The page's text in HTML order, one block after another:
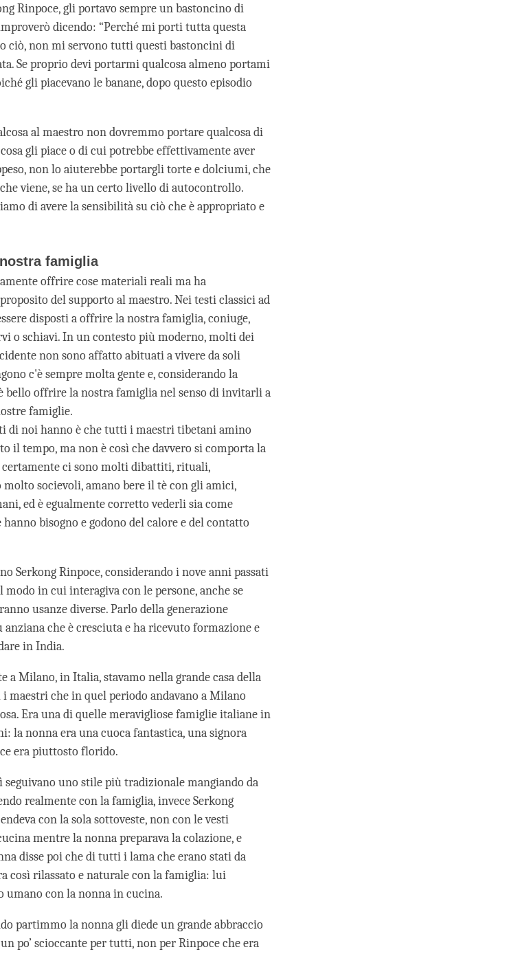
Rinpoce, gli portavo sempre un bastoncino di
dicendo: “Perché mi porti tutta questa
ciò, non mi servono tutti questi bastoncini di
Se proprio devi portarmi qualcosa almeno portami
gli piacevano le banane, dopo questo episodio
al maestro non dovremmo portare qualcosa di
gli piace o di cui potrebbe effettivamente aver
non lo aiuterebbe portargli torte e dolciumi, che
viene, se ha un certo livello di autocontrollo.
di avere la sensibilità su ciò che è appropriato e
famiglia
offrire cose materiali reali ma ha
del supporto al maestro. Nei testi classici ad
disposti a offrire la nostra famiglia, coniuge,
o schiavi. In un contesto più moderno, molti dei
non sono affatto abituati a vivere da soli
c'è sempre molta gente e, considerando la
bello offrire la nostra famiglia nel senso di invitarli a
famiglie.
di noi hanno è che tutti i maestri tibetani amino
il tempo, ma non è così che davvero si comporta la
ci sono molti dibattiti, rituali,
molto socievoli, amano bere il tè con gli amici,
ed è egualmente corretto vederli sia come
bisogno e godono del calore e del contatto
Serkong Rinpoce, considerando i nove anni passati
in cui interagiva con le persone, anche se
usanze diverse. Parlo della generazione
che è cresciuta e ha ricevuto formazione e
in India.
a Milano, in Italia, stavamo nella grande casa della
che in quel periodo andavano a Milano
Era una di quelle meravigliose famiglie italiane in
la nonna era una cuoca fantastica, una signora
era piuttosto florido.
uno stile più tradizionale mangiando da
realmente con la famiglia, invece Serkong
con la sola sottoveste, non con le vesti
mentre la nonna preparava la colazione, e
disse poi che di tutti i lama che erano stati da
così rilassato e naturale con la famiglia: lui
umano con la nonna in cucina.
partimmo la nonna gli diede un grande abbraccio
po’ scioccante per tutti, non per Rinpoce che era